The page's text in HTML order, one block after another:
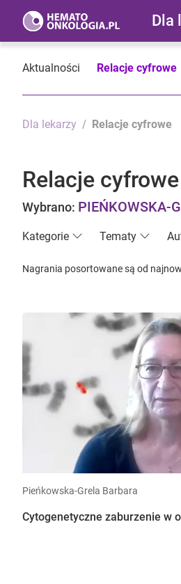
Dla
Aktualności Relacje cyfrowe
Dla lekarzy Relacje cyfrowe
Relacje cyfrowe
Wybrano: PIEŃKOWSKA-
Kategorie Tematy
Nagrania posortowane są od
Pieńkowska-Grela Barbara
Cytogenetyczne zaburzenie w